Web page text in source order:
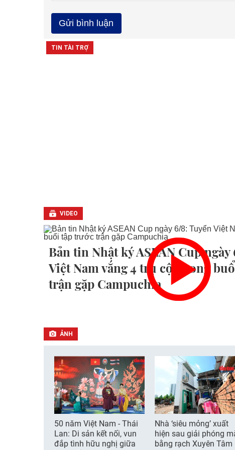
VIDEO
Bản tin Nhật ký ASEAN Cup ngày
Việt Nam vắng 4 trụ cột trong
trận gặp Campuchia
ẢNH
50 năm Việt Nam - Thái
Lan: Di sản kết nối, vun
đắp tình hữu nghị giữa
Nhà ‘siêu mỏng’ xuất
hiện sau giải phóng
bằng rạch Xuyên Tâm